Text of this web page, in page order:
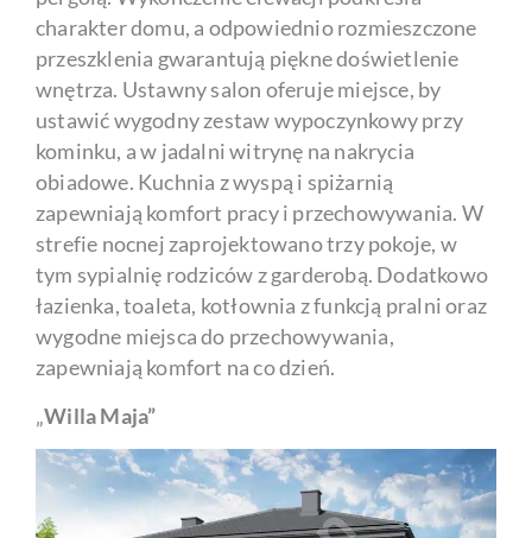
charakter domu, a odpowiednio rozmieszczone
przeszklenia gwarantują piękne doświetlenie
wnętrza. Ustawny salon oferuje miejsce, by
ustawić wygodny zestaw wypoczynkowy przy
kominku, a w jadalni witrynę na nakrycia
obiadowe. Kuchnia z wyspą i spiżarnią
zapewniają komfort pracy i przechowywania. W
strefie nocnej zaprojektowano trzy pokoje, w
tym sypialnię rodziców z garderobą. Dodatkowo
łazienka, toaleta, kotłownia z funkcją pralni oraz
wygodne miejsca do przechowywania,
zapewniają komfort na co dzień.
„Willa Maja”